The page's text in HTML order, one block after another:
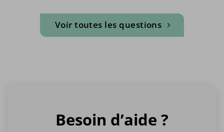
Voir toutes les questions
Besoin d’aide ?